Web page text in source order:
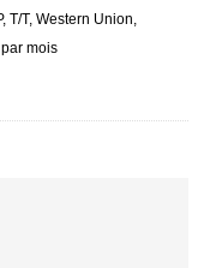
T/T, Western Union,
mois